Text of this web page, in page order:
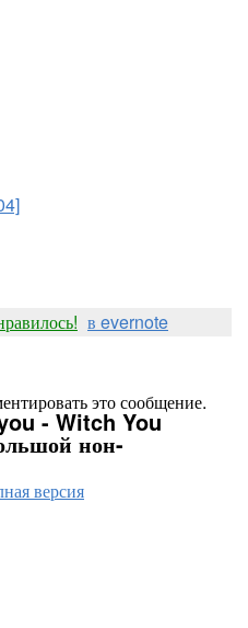
в evernote
это сообщение.
- Witch You
нон-
версия